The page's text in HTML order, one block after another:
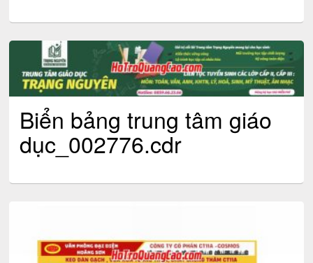
Biển bảng trung tâm giáo
dục_002776.cdr